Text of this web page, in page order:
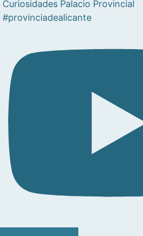
Curiosidades Palacio Provincial
#provinciadealicante